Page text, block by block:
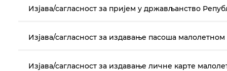
Изјава/сагласност за пријем у држављанство
Изјава/сагласност за издавање пасоша
Изјава/сагласност за издавање личне карте